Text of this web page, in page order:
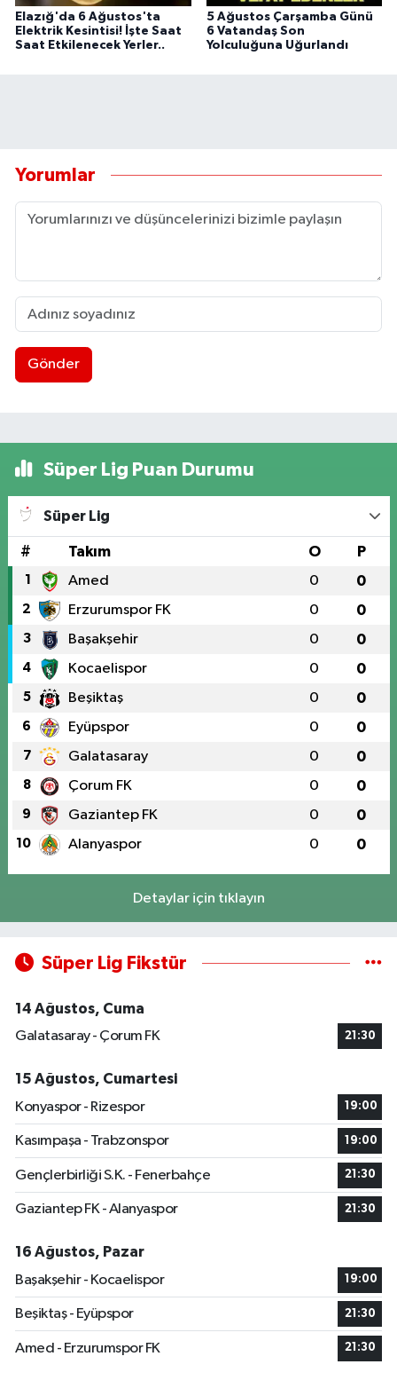
Elazığ'da 6 Ağustos'ta
Elektrik Kesintisi! İşte Saat
Saat Etkilenecek Yerler..
5 Ağustos Çarşamba Günü
6 Vatandaş Son
Yolculuğuna Uğurlandı
Yorumlar
Gönder
Süper Lig Puan Durumu
Süper Lig
# Takım O P
1 Amed 0 0
2 Erzurumspor FK 0 0
3 Başakşehir 0 0
4 Kocaelispor 0 0
5 Beşiktaş 0 0
6 Eyüpspor 0 0
7 Galatasaray 0 0
8 Çorum FK 0 0
9 Gaziantep FK 0 0
10 Alanyaspor 0 0
Detaylar için tıklayın
Süper Lig Fikstür
14 Ağustos, Cuma
Galatasaray - Çorum FK
21:30
15 Ağustos, Cumartesi
Konyaspor - Rizespor
19:00
Kasımpaşa - Trabzonspor 19:00
Gençlerbirliği S.K. - Fenerbahçe 21:30
Gaziantep FK - Alanyaspor 21:30
16 Ağustos, Pazar
Başakşehir - Kocaelispor
19:00
Beşiktaş - Eyüpspor 21:30
Amed - Erzurumspor FK 21:30